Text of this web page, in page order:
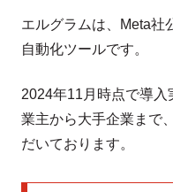
エルグラムは、Meta社
自動化ツールです。
2024年11月時点で導
業主から大手企業まで
だいております。